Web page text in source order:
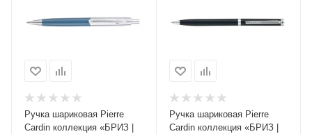
Ручка шариковая Pierre
Cardin коллекция «БРИЗ |
Ручка шариковая Pierre
Cardin коллекция «БРИЗ |